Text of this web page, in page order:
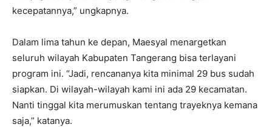
kecepatannya,” ungkapnya.
Dalam lima tahun ke depan, Maesyal menargetkan
seluruh wilayah Kabupaten Tangerang bisa terlayani
program ini. “Jadi, rencananya kita minimal 29 bus sudah
siapkan. Di wilayah-wilayah kami ini ada 29 kecamatan.
Nanti tinggal kita merumuskan tentang trayeknya kemana
saja,” katanya.